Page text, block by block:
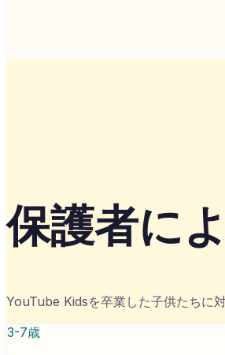
保護者に
YouTube Kidsを卒業した子供たちに
3-7歳